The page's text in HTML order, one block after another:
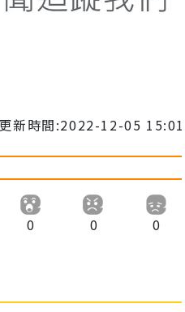
新時間:2022-12-05 15:01
0 0 0